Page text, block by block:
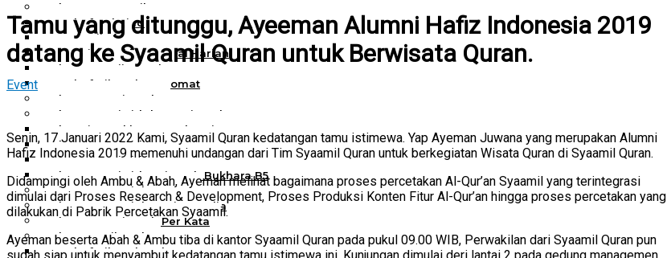
Al Quran Tematik
Mushaf Tahajud
Quran Hijrah
Al-Qur’an Bukhara Amal Harian
Al Quran Haji Umrah
Mushaf Tilawah Maqomat
Al Quran Terjemah
Al Quran Tajwid dan Terjemah
Al-Qur’an Bukhara Amal Harian
Al Quran Tajwid Terjemah Bukhara A6
Al Quran Tajwid Terjemah Bukhara A5
Al Quran Tajwid Terjemah Bukhara B5
Al Quran Spesial Wanita
Al Quran Spesial Wanita Azalia
Al Quran Terjemah Per Kata
Al Quran Tilawah
Mushaf Tilawah Quba
Tamu yang ditunggu, Ayeeman Alumni Hafiz Indonesia 2019
datang ke Syaamil Quran untuk Berwisata Quran.
Event
Senin, 17 Januari 2022 Kami, Syaamil Quran kedatangan tamu istimewa. Yap Ayeman Juwana yang merupakan Alumni
Hafiz Indonesia 2019 memenuhi undangan dari Tim Syaamil Quran untuk berkegiatan Wisata Quran di Syaamil Quran.
Didampingi oleh Ambu & Abah, Ayeman melihat bagaimana proses percetakan Al-Qur’an Syaamil yang terintegrasi
dimulai dari Proses Research & Development, Proses Produksi Konten Fitur Al-Qur’an hingga proses percetakan yang
dilakukan di Pabrik Percetakan Syaamil.
Ayeman beserta Abah & Ambu tiba di kantor Syaamil Quran pada pukul 09.00 WIB, Perwakilan dari Syaamil Quran pun